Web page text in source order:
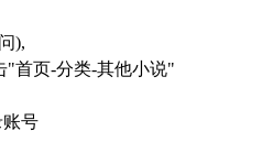
),
"首页-分类-其他小说"
号